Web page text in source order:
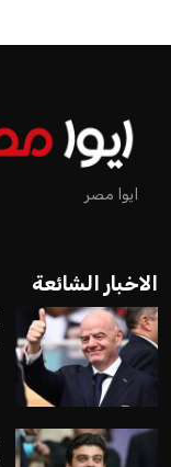
ايوا مصر
الاخبار الشائعة